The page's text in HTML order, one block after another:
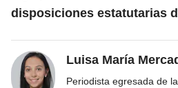
disposiciones estatutarias
Luisa María
Periodista egresada de